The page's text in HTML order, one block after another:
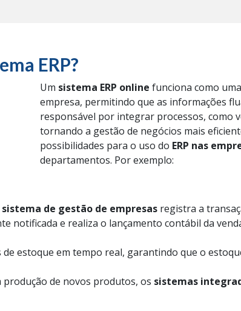
ERP?
Um sistema ERP online funciona como
empresa, permitindo que as informações
responsável por integrar processos, como
tornando a gestão de negócios mais
possibilidades para o uso do ERP nas
departamentos. Por exemplo:
sistema de gestão de empresas registra a
notificada e realiza o lançamento contábil da
de estoque em tempo real, garantindo que o
produção de novos produtos, os sistemas